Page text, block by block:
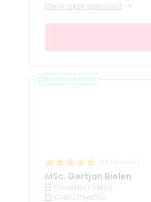
Bekijk deze specialist
Best beoordeeld
MSc. Gertjan Bielen
Faceland Venlo
CliniQ InjectiQ